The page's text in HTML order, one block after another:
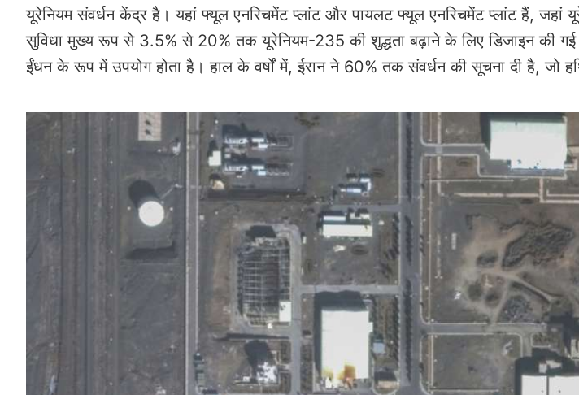
यूरेनियम संवर्धन केंद्र है। यहां फ्यूल एनरिचमेंट प्लांट और पायलट फ्यूल एनरिचमेंट प्लांट हैं, जहां
सुविधा मुख्य रूप से 3.5% से 20% तक यूरेनियम-235 की शुद्धता बढ़ाने के लिए डिजाइन की गई
ईंधन के रूप में उपयोग होता है। हाल के वर्षों में, ईरान ने 60% तक संवर्धन की सूचना दी है, जो